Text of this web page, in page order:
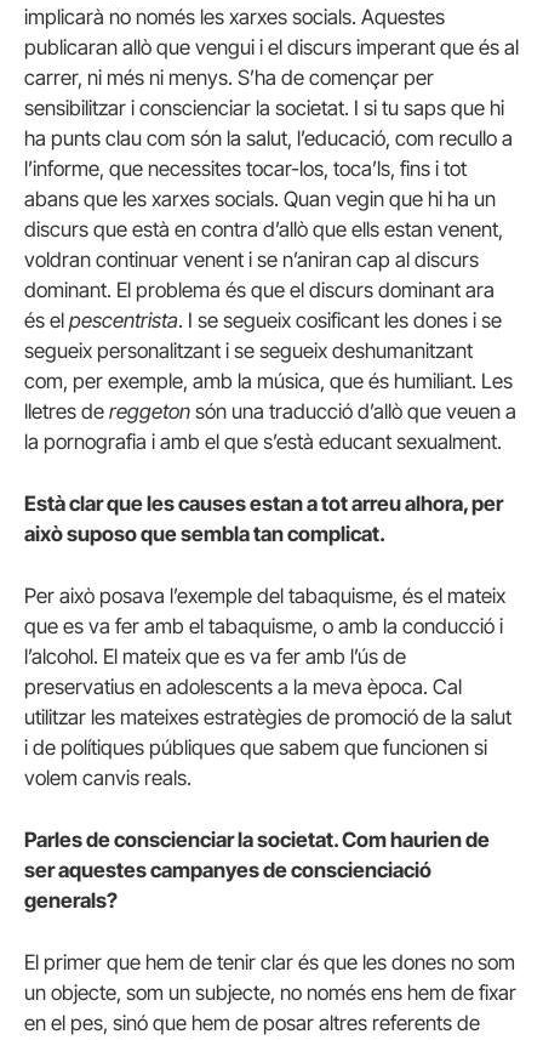
implicarà no només les xarxes socials. Aquestes
publicaran allò que vengui i el discurs imperant que és al
carrer, ni més ni menys. S’ha de començar per
sensibilitzar i conscienciar la societat. I si tu saps que hi
ha punts clau com són la salut, l’educació, com recullo a
l’informe, que necessites tocar-los, toca’ls, fins i tot
abans que les xarxes socials. Quan vegin que hi ha un
discurs que està en contra d’allò que ells estan venent,
voldran continuar venent i se n’aniran cap al discurs
dominant. El problema és que el discurs dominant ara
és el pescentrista. I se segueix cosificant les dones i se
segueix personalitzant i se segueix deshumanitzant
com, per exemple, amb la música, que és humiliant. Les
lletres de reggeton són una traducció d’allò que veuen a
la pornografia i amb el que s’està educant sexualment.
Està clar que les causes estan a tot arreu alhora, per
això suposo que sembla tan complicat.
Per això posava l’exemple del tabaquisme, és el mateix
que es va fer amb el tabaquisme, o amb la conducció i
l’alcohol. El mateix que es va fer amb l’ús de
preservatius en adolescents a la meva època. Cal
utilitzar les mateixes estratègies de promoció de la salut
i de polítiques públiques que sabem que funcionen si
volem canvis reals.
Parles de conscienciar la societat. Com haurien de
ser aquestes campanyes de conscienciació
generals?
El primer que hem de tenir clar és que les dones no som
un objecte, som un subjecte, no només ens hem de fixar
en el pes, sinó que hem de posar altres referents de